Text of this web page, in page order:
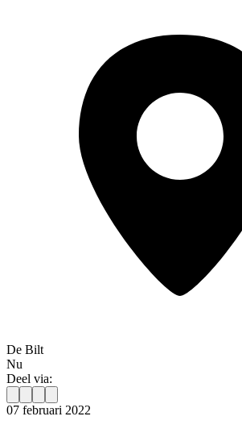
De Bilt
Nu
Deel via:
07 februari 2022